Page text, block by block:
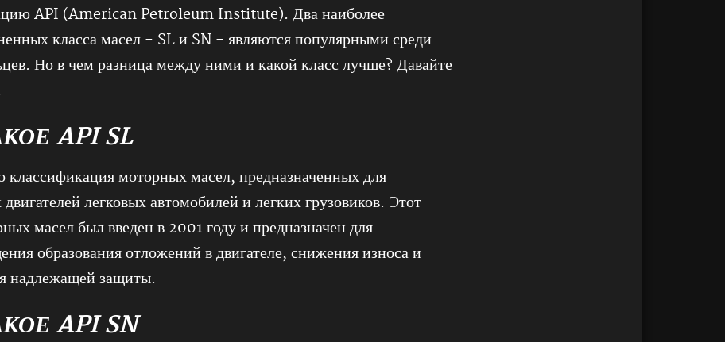
API (American Petroleum Institute). Два наиболее
класса масел - SL и SN - являются популярными среди
Но в чем разница между ними и какой класс лучше? Давайте
API SL
классификация моторных масел, предназначенных для
легковых автомобилей и легких грузовиков. Этот
масел был введен в 2001 году и предназначен для
образования отложений в двигателе, снижения износа и
надлежащей защиты.
API SN